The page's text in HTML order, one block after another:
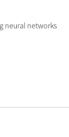
neural networks